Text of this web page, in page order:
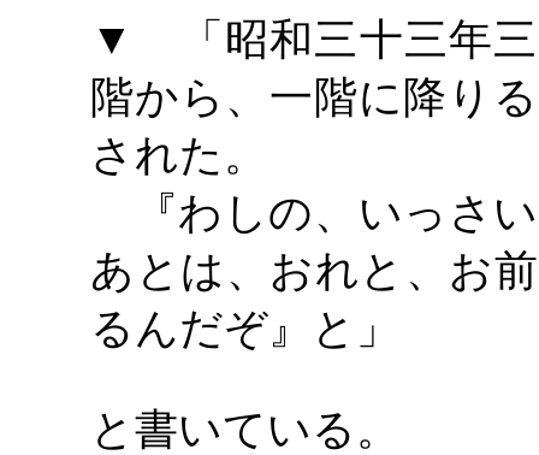
▼ 「昭和三十三年三
階から、一階に降り
された。
『わしの、いっさ
あとは、おれと、お
るんだぞ』と」
と書いている。